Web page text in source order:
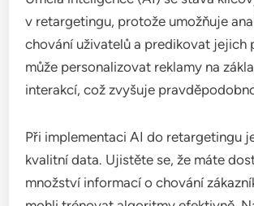
o osobní údaje. Regulace jako GDPR
unii vyžadují, aby firmy získaly
před sledováním jejich aktivit.
Firmy by měly zajistit, že jejich
zahrnuje transparentní informování
jaké údaje sbírají a jak je používají.
nabízet snadné možnosti odhlášení z